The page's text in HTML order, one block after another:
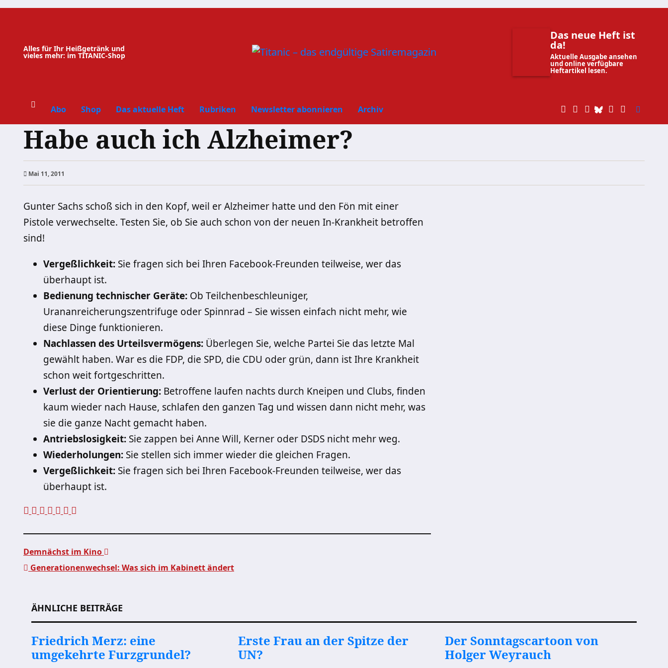
Zum
Alles für Ihr Heißgetränk und
vieles mehr: im TITANIC-Shop
Das neue Heft ist
da!
Aktuelle Ausgabe ansehen
und online verfügbare
Heftartikel lesen.
Abo Shop Das aktuelle Heft Rubriken Newsletter abonnieren Archiv
Habe auch ich Alzheimer?
Mai 11, 2011
Gunter Sachs schoß sich in den Kopf, weil er Alzheimer hatte und den Fön mit einer
Pistole verwechselte. Testen Sie, ob Sie auch schon von der neuen In-Krankheit betroffen
sind!
Vergeßlichkeit: Sie fragen sich bei Ihren Facebook-Freunden teilweise, wer das
überhaupt ist.
Bedienung technischer Geräte: Ob Teilchenbeschleuniger,
Urananreicherungszentrifuge oder Spinnrad – Sie wissen einfach nicht mehr, wie
diese Dinge funktionieren.
Nachlassen des Urteilsvermögens: Überlegen Sie, welche Partei Sie das letzte Mal
gewählt haben. War es die FDP, die SPD, die CDU oder grün, dann ist Ihre Krankheit
schon weit fortgeschritten.
Verlust der Orientierung: Betroffene laufen nachts durch Kneipen und Clubs, finden
kaum wieder nach Hause, schlafen den ganzen Tag und wissen dann nicht mehr, was
sie die ganze Nacht gemacht haben.
Antriebslosigkeit: Sie zappen bei Anne Will, Kerner oder DSDS nicht mehr weg.
Wiederholungen: Sie stellen sich immer wieder die gleichen Fragen.
Vergeßlichkeit: Sie fragen sich bei Ihren Facebook-Freunden teilweise, wer das
überhaupt ist.
Demnächst im Kino
Generationenwechsel: Was sich im Kabinett ändert
ÄHNLICHE BEITRÄGE
Friedrich Merz: eine
umgekehrte Furzgrundel?
Erste Frau an der Spitze der
UN?
Der Sonntagscartoon von
Holger Weyrauch